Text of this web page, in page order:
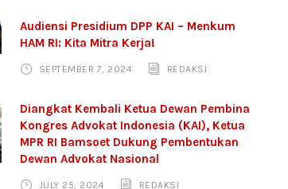
Audiensi Presidium DPP KAI – Menkum
HAM RI: Kita Mitra Kerja!
SEPTEMBER 7, 2024 REDAKSI
Diangkat Kembali Ketua Dewan Pembina
Kongres Advokat Indonesia (KAI), Ketua
MPR RI Bamsoet Dukung Pembentukan
Dewan Advokat Nasional
JULY 25, 2024 REDAKSI